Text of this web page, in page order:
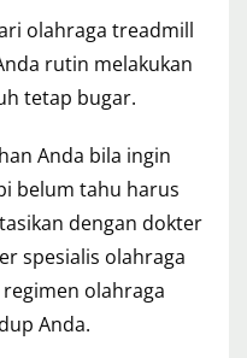
olahraga treadmill
rutin melakukan
tetap bugar.
Anda bila ingin
belum tahu harus
dengan dokter
spesialis olahraga
olahraga
Anda.